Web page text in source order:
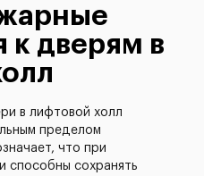
к дверям в
в лифтовой холл
пределом
что при
способны сохранять